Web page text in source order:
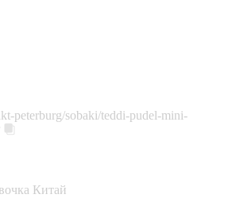
peterburg/sobaki/teddi-pudel-mini-
Китай